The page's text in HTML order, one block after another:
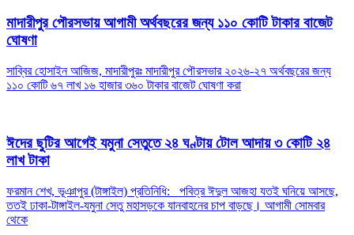
মাদারীপুর পৌরসভায় আগামী অর্থবছরের জন্য ১১০ কোটি টাকার বাজেট
ঘোষণা
সাব্বির হোসাইন আজিজ, মাদারীপুরঃ মাদারীপুর পৌরসভার ২০২৬-২৭ অর্থবছরের জন্য
১১০ কোটি ৬৭ লাখ ১৬ হাজার ৩৬০ টাকার বাজেট ঘোষণা করা
ঈদের ছুটির আগেই যমুনা সেতুতে ২৪ ঘণ্টায় টোল আদায় ৩ কোটি ২৪
লাখ টাকা
ফরমান শেখ, ভূঞাপুর (টাঙ্গাইল) প্রতিনিধি: পবিত্র ঈদুল আজহা যতই ঘনিয়ে আসছে,
ততই ঢাকা-টাঙ্গাইল-যমুনা সেতু মহাসড়কে যানবাহনের চাপ বাড়ছে। আগামী সোমবার
থেকে